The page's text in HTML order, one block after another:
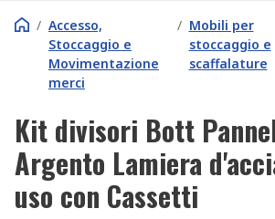
/ Accesso,
Stoccaggio e
Movimentazione
merci
/ Mobili per
stoccaggio e
scaffalature
Kit divisori Bott
Argento Lamiera
uso con Cassetti